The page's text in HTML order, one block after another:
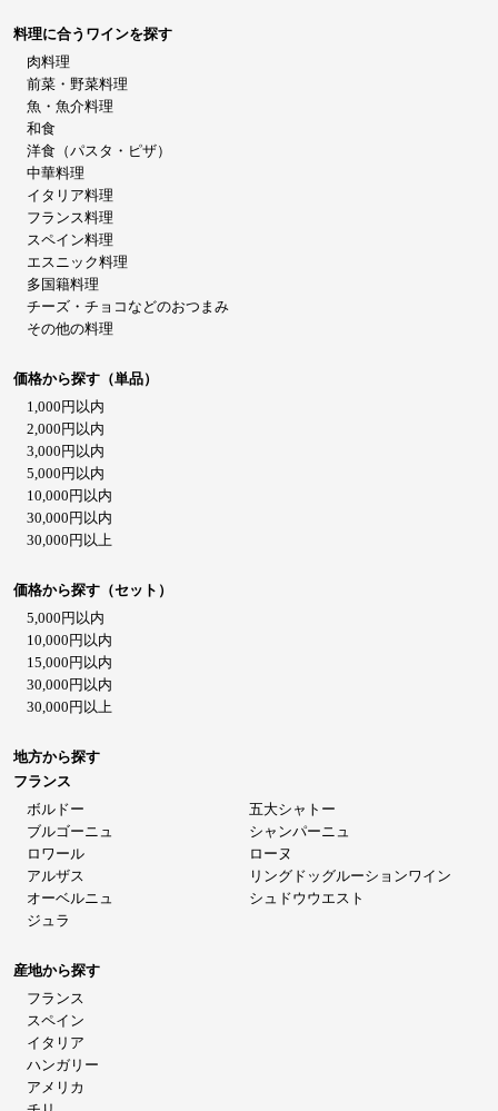
料理に合うワインを探す
肉料理
前菜・野菜料理
魚・魚介料理
和食
洋食（パスタ・ピザ）
中華料理
イタリア料理
フランス料理
スペイン料理
エスニック料理
多国籍料理
チーズ・チョコなどのおつまみ
その他の料理
価格から探す（単品）
1,000円以内
2,000円以内
3,000円以内
5,000円以内
10,000円以内
30,000円以内
30,000円以上
価格から探す（セット）
5,000円以内
10,000円以内
15,000円以内
30,000円以内
30,000円以上
地方から探す
フランス
ボルドー
五大シャトー
ブルゴーニュ
シャンパーニュ
ロワール
ローヌ
アルザス
リングドッグルーションワイン
オーベルニュ
シュドウウエスト
ジュラ
産地から探す
フランス
スペイン
イタリア
ハンガリー
アメリカ